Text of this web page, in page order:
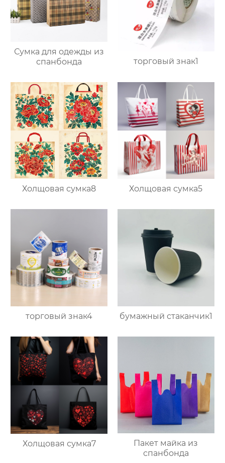
Сумка для одежды из
спанбонда
торговый знак1
Холщовая сумка8 Холщовая сумка5
торговый знак4 бумажный стаканчик1
Холщовая сумка7
Пакет майка из
спанбонда